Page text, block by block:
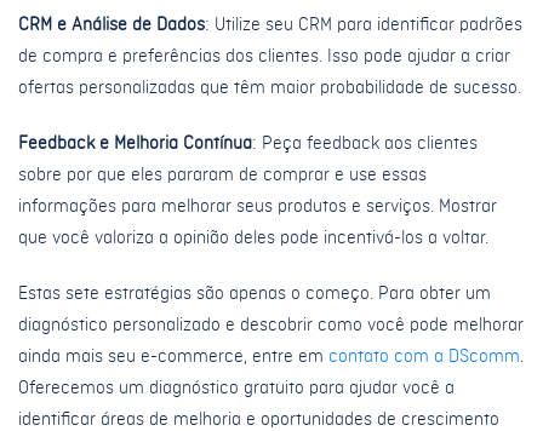
CRM e Análise de Dados: Utilize seu CRM para identificar padrões
de compra e preferências dos clientes. Isso pode ajudar a criar
ofertas personalizadas que têm maior probabilidade de sucesso.
Feedback e Melhoria Contínua: Peça feedback aos clientes
sobre por que eles pararam de comprar e use essas
informações para melhorar seus produtos e serviços. Mostrar
que você valoriza a opinião deles pode incentivá-los a voltar.
Estas sete estratégias são apenas o começo. Para obter um
diagnóstico personalizado e descobrir como você pode melhorar
ainda mais seu e-commerce, entre em contato com a DScomm.
Oferecemos um diagnóstico gratuito para ajudar você a
identificar áreas de melhoria e oportunidades de crescimento